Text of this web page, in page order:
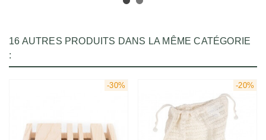
16 AUTRES PRODUITS DANS LA MÊME CATÉGORIE
:
-30% -20%